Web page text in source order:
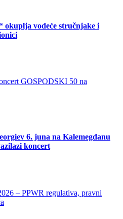
okuplja vodeće stručnjake i
6. juna na Kalemegdanu
koncert